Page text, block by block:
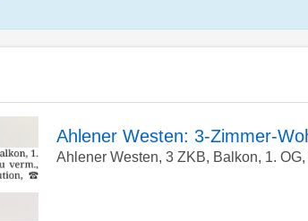
zur
Ahlener Westen: 3-Zimmer-
Ahlener Westen, 3 ZKB, Balkon, 1. OG,